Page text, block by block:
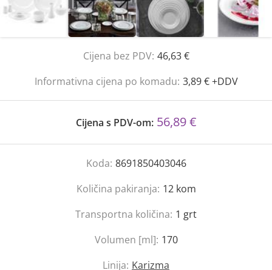
Cijena bez PDV: 46,63 €
Informativna cijena po komadu: 3,89 € +DDV
Cijena s PDV-om: 56,89 €
Koda: 8691850403046
Količina pakiranja: 12 kom
Transportna količina: 1 grt
Volumen [ml]: 170
Linija: Karizma